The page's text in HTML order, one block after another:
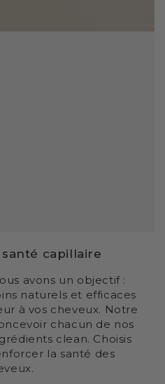
santé capillaire
avons un objectif :
naturels et efficaces
à vos cheveux. Notre
chacun de nos
clean. Choisis
la santé des